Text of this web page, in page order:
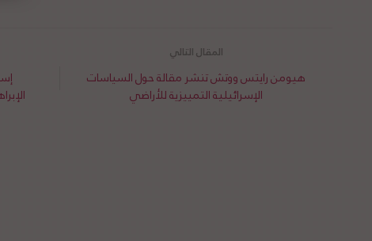
هيومن رايتس ووتش تنشر مقالة حول السياسات
الإسرائيلية التمييزية للأراضي